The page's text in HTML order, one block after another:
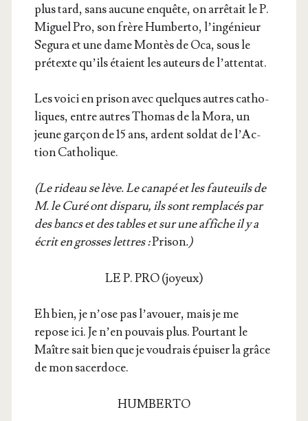
plus tard, sans aucune enquête, on arrê­tait le P.
Miguel Pro, son frère Hum­ber­to, l’in­gé­nieur
Segu­ra et une dame Mon­tès de Oca, sous le
pré­texte qu’ils étaient les auteurs de l’attentat.
Les voi­ci en pri­son avec quelques autres catho­
liques, entre autres Tho­mas de la Mora, un
jeune gar­çon de 15 ans, ardent sol­dat de l’Ac­
tion Catholique.
(Le rideau se lève. Le cana­pé et les fau­teuils de
M. le Curé ont dis­pa­ru, ils sont rem­pla­cés par
des bancs et des tables et sur une affiche il y a
écrit en grosses lettres :Pri­son.)
LE P. PRO (joyeux)
Eh bien, je n’ose pas l’a­vouer, mais je me
repose ici. Je n’en pou­vais plus. Pour­tant le
Maître sait bien que je vou­drais épui­ser la grâce
de mon sacerdoce.
HUMBERTO